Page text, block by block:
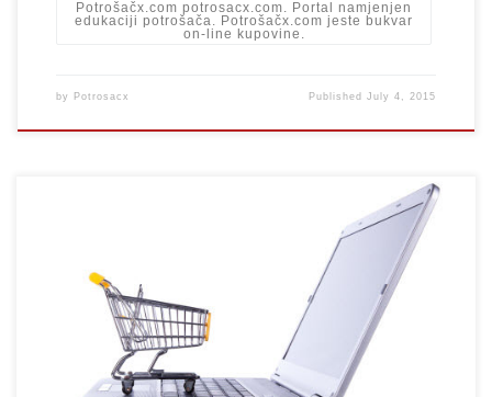
Potrošačx.com potrosacx.com. Portal namjenjen
edukaciji potrošača. Potrošačx.com jeste bukvar
on-line kupovine.
by Potrosacx PublishedJuly 4, 2015
Ovdje su navedeni kratki savjeti za kupovinu robe u inostranstvu.
Mali potrošački savetnik Prije svega veoma je bitno da vam
skrenemo pažnju da robu koju kupujete u inostranstvu treba biti
legalna u državi u koju je uvozite. To se […]